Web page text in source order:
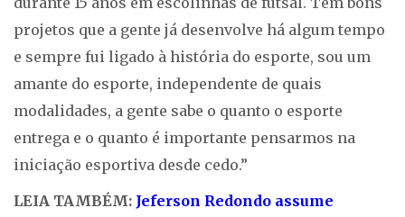
projetos que a gente já desenvolve há algum tempo
e sempre fui ligado à história do esporte, sou um
amante do esporte, independente de quais
modalidades, a gente sabe o quanto o esporte
entrega e o quanto é importante pensarmos na
iniciação esportiva desde cedo.”
LEIA TAMBÉM: Jeferson Redondo assume